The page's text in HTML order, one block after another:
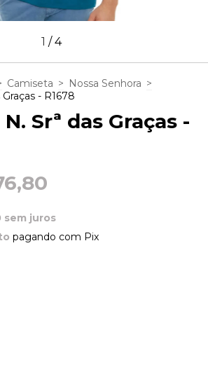
1 /4
Camiseta > Nossa Senhora >
- R1678
Srª das Graças -
sem juros
pagando com Pix